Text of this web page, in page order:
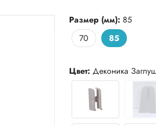
Комплектующие для плинтуса
Размер (мм): 85
70
85
Цвет:Деконика